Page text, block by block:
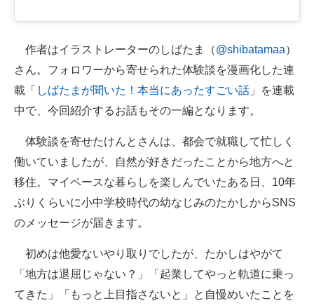
電子設計の基本と応用
エネルギーの専門メディア
作者はイラストレーターのしばたま（@shibatamaa）
さん。フォロワーから寄せられた体験談を漫画化した連
載「 しばたまが聞いた！本当にあったすごい話 」を連載
中で、今回紹介するお話もその一編となります。
体験談を寄せたけんとさんは、都会で就職して忙しく
働いていましたが、自然が好きだったことから地方へと
移住。マイペースな暮らしを楽しんでいたある日、10年
ぶりくらいに小中学校時代の幼なじみのたかしからSNS
のメッセージが届きます。
初めは他愛ないやり取りでしたが、たかしはやがて
「地方は退屈じゃない？」「起業してやっと軌道に乗っ
てきた」「もっと上目指さないと」と自慢めいたことを